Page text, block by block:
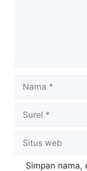
Nama
Surel
Situs
web
Simpan nama,